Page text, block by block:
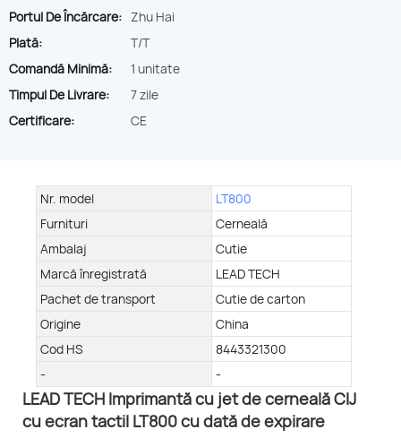
Portul De Încărcare: Zhu Hai
Plată:
T/T
Comandă Minimă:
1 unitate
Timpul De Livrare:
7 zile
Certificare:
CE
Nr. model
LT800
Furnituri
Cerneală
Ambalaj
Cutie
Marcă înregistrată
LEAD TECH
Pachet de transport
Cutie de carton
Origine
China
Cod HS
8443321300
-
-
LEAD TECH Imprimantă cu jet de cerneală CIJ
cu ecran tactil LT800 cu dată de expirare